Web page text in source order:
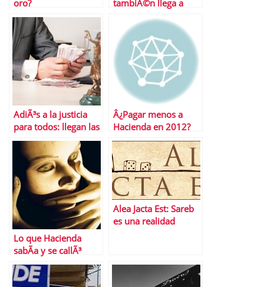
oro?
tambiÃ©n llega a
AdiÃ³s a la justicia
para todos: llegan las
tasas judiciales
Â¿Pagar menos a
Hacienda en 2012?
ConsÃ­guelo
ajustando tu
DeclaraciÃ³n antes de
final de aÃ±o
Lo que Hacienda
sabÃ­a y se callÃ³
sobre la subida del
IVA
Alea Jacta Est: Sareb
es una realidad